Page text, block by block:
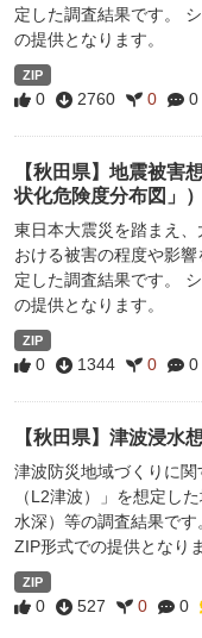
定した調査結果です。
の提供となります。
ZIP
0 2760 0 0
【秋田県】地震被害
状化危険度分布図」
東日本大震災を踏まえ
おける被害の程度や影
定した調査結果です。
の提供となります。
ZIP
0 1344 0 0
【秋田県】津波浸水
津波防災地域づくりに
（L2津波）」を想定し
水深）等の調査結果で
ZIP形式での提供となり
ZIP
0 527 0 0